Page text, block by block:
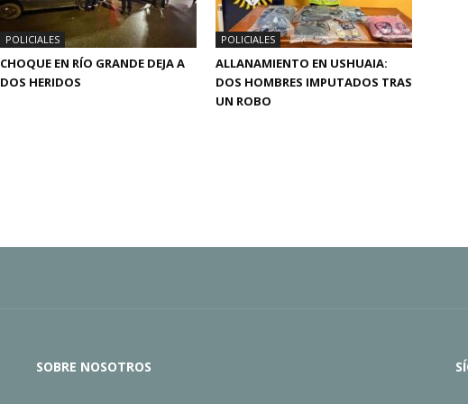
POLICIALES
CHOQUE EN RÍO GRANDE DEJA A
DOS HERIDOS
POLICIALES
ALLANAMIENTO EN USHUAIA:
DOS HOMBRES IMPUTADOS TRAS
UN ROBO
SOBRE NOSOTROS